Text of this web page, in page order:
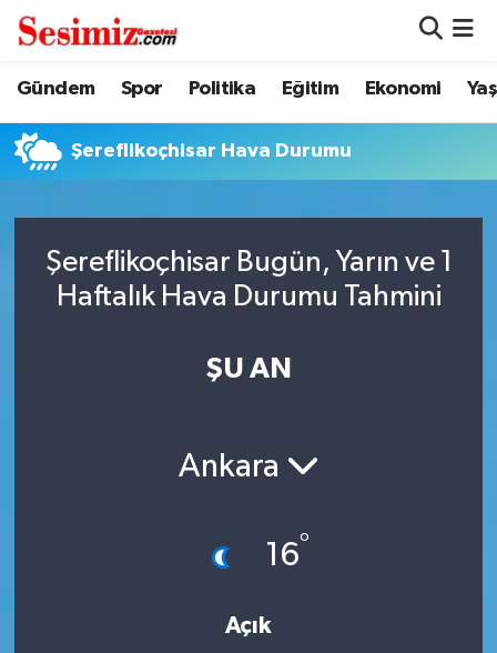
Gündem Spor Politika Eğitim Ekonomi
Şereflikoçhisar Hava Durumu
Şereflikoçhisar Bugün, Yarın ve 1
Haftalık Hava Durumu Tahmini
ŞU AN
Ankara
16°
Açık
Dünya
Eğitim
Genel
Gündem
Nöbetçi Eczaneler
Hava Durumu
Trafik Durumu
Süper Lig Puan Durumu ve Fikstür